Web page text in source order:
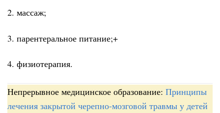
2. массаж;
3. парентеральное питание;+
4. физиотерапия.
Непрерывное медицинское образование: Принципы
лечения закрытой черепно-мозговой травмы у детей